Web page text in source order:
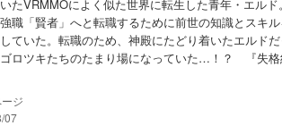
たVRMMOによく似た世界に転生した青年・エル
職「賢者」へと転職するために前世の知識とスキ
ていた。転職のため、神殿にたどり着いたエルド
ロツキたちのたまり場になっていた…！？ 『失
07